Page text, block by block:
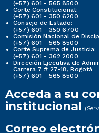
(+57) 601 - 565 8500
Corte Constitucional:
(+57) 601 - 350 6200
Consejo de Estado:
(+57) 601 - 350 6700
Comisión Nacional de
(+57) 601 - 565 8500
Corte Suprema de Justicia:
(+57) 601 - 362 2000
Dirección Ejecutiva de
Carrera 7 # 27-18, Bogotá
(+57) 601 - 565 8500
Acceda a su
institucional
Correo